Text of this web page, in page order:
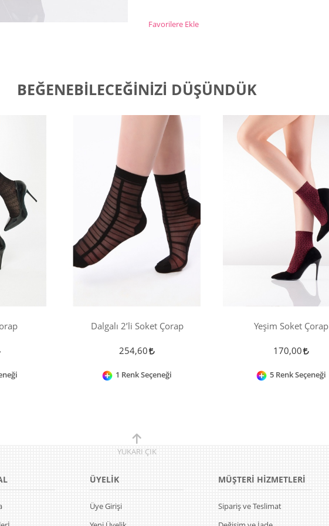
Favorilere Ekle
BEĞENEBILECEĞINIZI DÜŞÜNDÜK
Dalgalı 2’li Soket Çorap
254,60
1 Renk Seçeneği
Yeşim Soket Çorap
170,00
5 Renk Seçeneği
YUKARI ÇIK
ÜYELİK
Üye Girişi
MÜŞTERİ HİZMETLERİ
Sipariş ve Teslimat